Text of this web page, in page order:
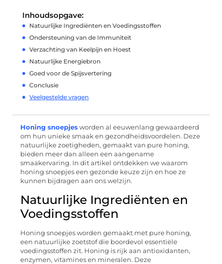
Inhoudsopgave:
Natuurlijke Ingrediënten en Voedingsstoffen
Ondersteuning van de Immuniteit
Verzachting van Keelpijn en Hoest
Natuurlijke Energiebron
Goed voor de Spijsvertering
Conclusie
Veelgestelde vragen
Honing snoepjes worden al eeuwenlang gewaardeerd
om hun unieke smaak en gezondheidsvoordelen. Deze
natuurlijke zoetigheden, gemaakt van pure honing,
bieden meer dan alleen een aangename
smaakervaring. In dit artikel ontdekken we waarom
honing snoepjes een gezonde keuze zijn en hoe ze
kunnen bijdragen aan ons welzijn.
Natuurlijke Ingrediënten en
Voedingsstoffen
Honing snoepjes worden gemaakt met pure honing,
een natuurlijke zoetstof die boordevol essentiële
voedingsstoffen zit. Honing is rijk aan antioxidanten,
enzymen, vitamines en mineralen. Deze